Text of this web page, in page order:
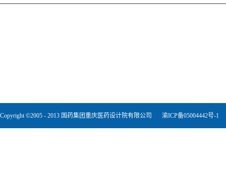
Copyright ©2005 - 2013 国药集团重庆医药设计院有限公司 渝ICP备05004442号-1